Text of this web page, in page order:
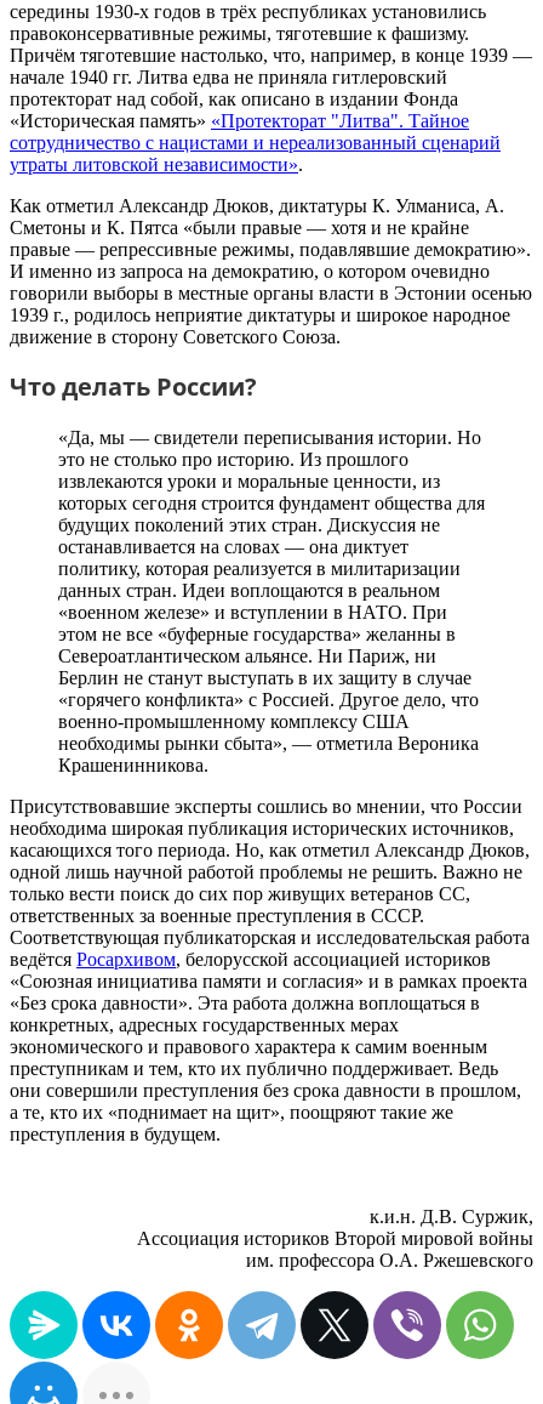
середины 1930-х годов в трёх республиках установились
правоконсервативные режимы, тяготевшие к фашизму.
Причём тяготевшие настолько, что, например, в конце 1939 —
начале 1940 гг. Литва едва не приняла гитлеровский
протекторат над собой, как описано в издании Фонда
«Историческая память» «Протекторат "Литва". Тайное
сотрудничество с нацистами и нереализованный сценарий
утраты литовской независимости».
Как отметил Александр Дюков, диктатуры К. Улманиса, А.
Сметоны и К. Пятса «были правые — хотя и не крайне
правые — репрессивные режимы, подавлявшие демократию».
И именно из запроса на демократию, о котором очевидно
говорили выборы в местные органы власти в Эстонии осенью
1939 г., родилось неприятие диктатуры и широкое народное
движение в сторону Советского Союза.
Что делать России?
«Да, мы — свидетели переписывания истории. Но
это не столько про историю. Из прошлого
извлекаются уроки и моральные ценности, из
которых сегодня строится фундамент общества для
будущих поколений этих стран. Дискуссия не
останавливается на словах — она диктует
политику, которая реализуется в милитаризации
данных стран. Идеи воплощаются в реальном
«военном железе» и вступлении в НАТО. При
этом не все «буферные государства» желанны в
Североатлантическом альянсе. Ни Париж, ни
Берлин не станут выступать в их защиту в случае
«горячего конфликта» с Россией. Другое дело, что
военно-промышленному комплексу США
необходимы рынки сбыта», — отметила Вероника
Крашенинникова.
Присутствовавшие эксперты сошлись во мнении, что России
необходима широкая публикация исторических источников,
касающихся того периода. Но, как отметил Александр Дюков,
одной лишь научной работой проблемы не решить. Важно не
только вести поиск до сих пор живущих ветеранов СС,
ответственных за военные преступления в СССР.
Соответствующая публикаторская и исследовательская работа
ведётся Росархивом, белорусской ассоциацией историков
«Союзная инициатива памяти и согласия» и в рамках проекта
«Без срока давности». Эта работа должна воплощаться в
конкретных, адресных государственных мерах
экономического и правового характера к самим военным
преступникам и тем, кто их публично поддерживает. Ведь
они совершили преступления без срока давности в прошлом,
а те, кто их «поднимает на щит», поощряют такие же
преступления в будущем.
к.и.н. Д.В. Суржик,
Ассоциация историков Второй мировой войны
им. профессора О.А. Ржешевского